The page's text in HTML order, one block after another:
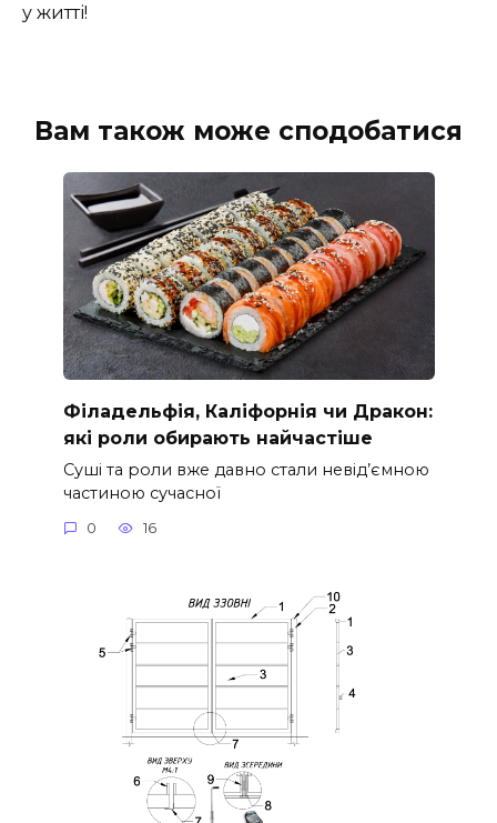
у житті!
Вам також може сподобатися
Філадельфія, Каліфорнія чи Дракон:
які роли обирають найчастіше
Суші та роли вже давно стали невід’ємною
частиною сучасної
0 16